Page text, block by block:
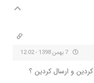
و ارسال کردین ؟